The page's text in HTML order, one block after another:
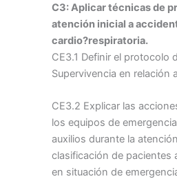
C3: Aplicar técnicas de
atención inicial a
cardio?respiratoria.
CE3.1 Definir el protocolo
Supervivencia en relación
CE3.2 Explicar las
los equipos de
auxilios durante la
clasificación de pacientes
en situación de